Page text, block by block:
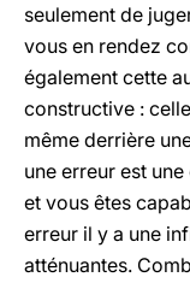
seulement de
vous en rendez
également cette
constructive :
même derrière
une erreur est
et vous êtes
erreur il y a une
atténuantes.